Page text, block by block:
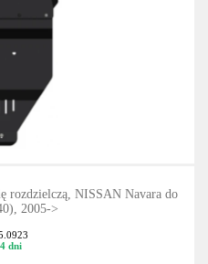
rozdzielczą, NISSAN Navara do
2005->
dni